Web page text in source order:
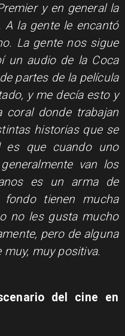
y en general la
A la gente le encantó
La gente nos sigue
un audio de la Coca
partes de la película
y me decía esto y
coral donde trabajan
historias que se
es que cuando uno
van los
es un arma de
tienen mucha
no les gusta mucho
pero de alguna
muy positiva.
del cine en